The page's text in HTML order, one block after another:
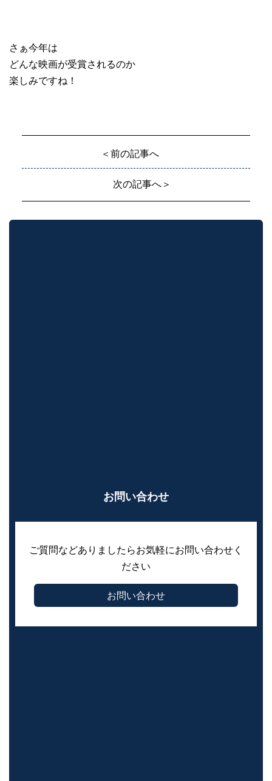
さぁ今年は
どんな映画が受賞されるのか
楽しみですね！
＜前の記事へ
次の記事へ＞
お問い合わせ
ご質問などありましたらお気軽にお問い合わせく
ださい
お問い合わせ